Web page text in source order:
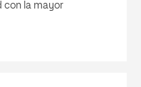
con la mayor